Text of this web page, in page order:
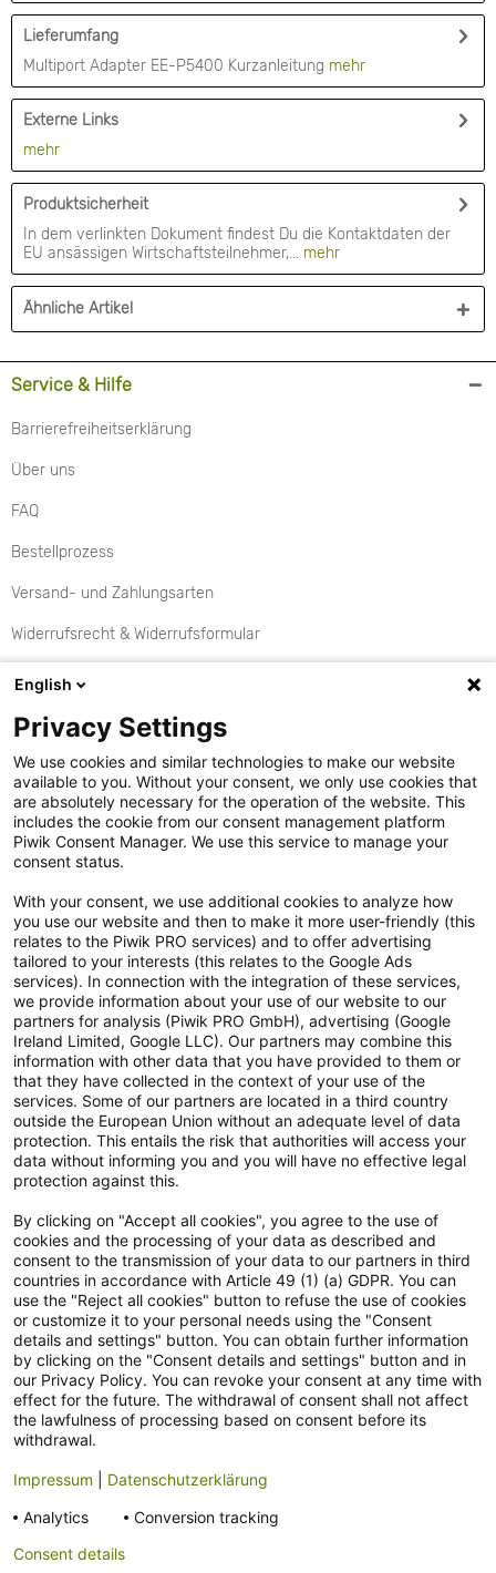
Lieferumfang
Multiport Adapter EE-P5400 Kurzanleitung mehr
Externe Links
mehr
Produktsicherheit
In dem verlinkten Dokument findest Du die Kontaktdaten der
EU ansässigen Wirtschaftsteilnehmer,... mehr
Ähnliche Artikel
Service & Hilfe
Barrierefreiheitserklärung
Über uns
FAQ
Bestellprozess
Versand- und Zahlungsarten
Widerrufsrecht & Widerrufsformular
Rückgabe
Aktionen
Kontakt
Cookie Einstellungen
Vertrag widerrufen
Hinweisgebersystem
Allgemeine Geschäftsbedingungen
Impressum
Handy gebraucht Kaufen
Neuware Technikdeals
Newsletter
Abonniere unseren kostenlosen Newsletter und verpasse keine
deinen Rechten zur nachfolgenden Erhebung deiner
personenbezogenen Daten findest duhier .
Ja, ich möchte gemäß derEinwilligungserklärungden Newsletter
abonnieren.
Kundensupport
Zahlungsarten
English
Privacy Settings
We use cookies and similar technologies to make our website
available to you. Without your consent, we only use cookies that
are absolutely necessary for the operation of the website. This
includes the cookie from our consent management platform
Piwik Consent Manager. We use this service to manage your
consent status.
With your consent, we use additional cookies to analyze how
you use our website and then to make it more user-friendly (this
relates to the Piwik PRO services) and to offer advertising
tailored to your interests (this relates to the Google Ads
services). In connection with the integration of these services,
we provide information about your use of our website to our
partners for analysis (Piwik PRO GmbH), advertising (Google
Ireland Limited, Google LLC). Our partners may combine this
information with other data that you have provided to them or
that they have collected in the context of your use of the
services. Some of our partners are located in a third country
outside the European Union without an adequate level of data
protection. This entails the risk that authorities will access your
data without informing you and you will have no effective legal
protection against this.
By clicking on "Accept all cookies", you agree to the use of
cookies and the processing of your data as described and
consent to the transmission of your data to our partners in third
countries in accordance with Article 49 (1) (a) GDPR. You can
use the "Reject all cookies" button to refuse the use of cookies
or customize it to your personal needs using the "Consent
details and settings" button. You can obtain further information
by clicking on the "Consent details and settings" button and in
our Privacy Policy. You can revoke your consent at any time with
effect for the future. The withdrawal of consent shall not affect
the lawfulness of processing based on consent before its
withdrawal.
Impressum
Datenschutzerklärung
Analytics
Conversion tracking
Consent details